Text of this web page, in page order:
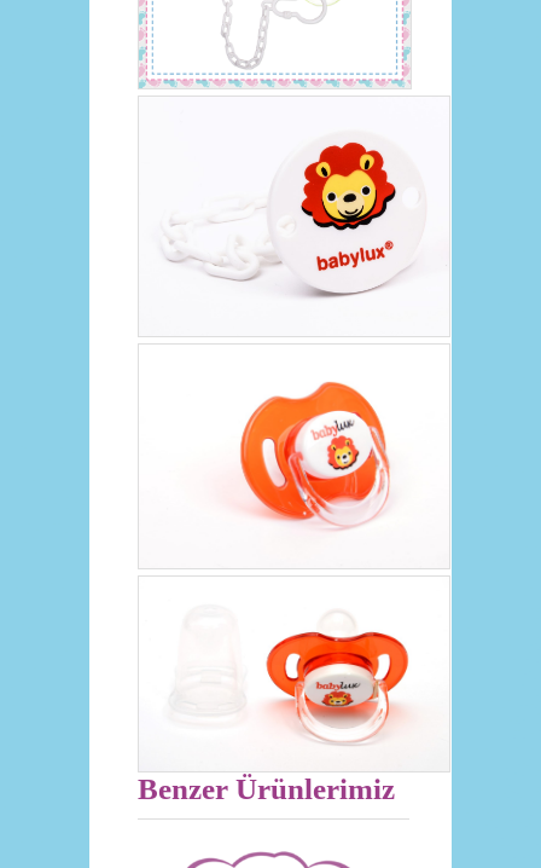
Benzer Ürünlerimiz